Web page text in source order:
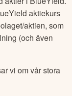
aktiekurs
aktien, som
(och även
vi om vår stora